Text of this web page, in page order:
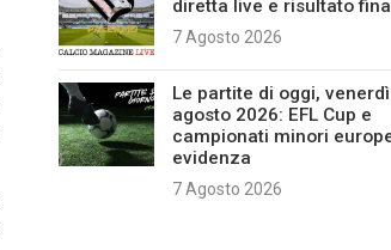
diretta live e risultato
7 Agosto 2026
Le partite di oggi,
agosto 2026: EFL Cup e
campionati minori
evidenza
7 Agosto 2026